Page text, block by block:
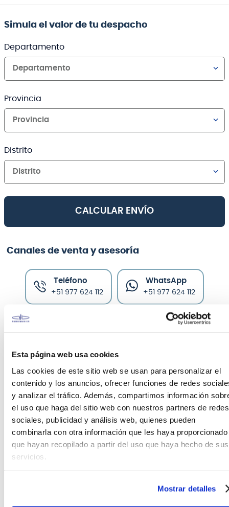
Esta página web usa cookies
Las cookies de este sitio web se usan para personalizar el
contenido y los anuncios, ofrecer funciones de redes
y analizar el tráfico. Además, compartimos información
el uso que haga del sitio web con nuestros partners de redes
sociales, publicidad y análisis web, quienes pueden
combinarla con otra información que les haya proporcionado
que hayan recopilado a partir del uso que haya hecho de sus
servicios.
Mostrar detalles
Simula el valor de tu despacho
Departamento
Departamento
Provincia
Provincia
Distrito
Distrito
CALCULAR ENVÍO
Canales de venta y asesoría
Teléfono
+51 977 624 112
WhatsApp
+51 977 624 112
CARACTERÍSTICAS DEL PRODUCTO
CORREA GUITARRA PERRI'S LEATHERS
La correa de la guitarra: No es solo un accesorio de
moda y no es solo una acumulación de rock and
Leathers aporta a cada uno de sus productos.
Diseño de transferencia de calor en ambos lados,